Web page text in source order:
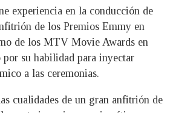
experiencia en la conducción de
de los Premios Emmy en
de los MTV Movie Awards en
por su habilidad para inyectar
a las ceremonias.
cualidades de un gran anfitrión de